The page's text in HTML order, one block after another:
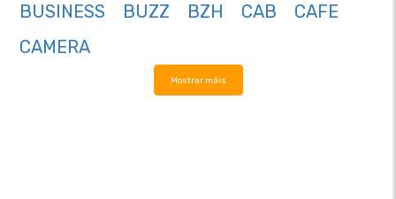
BUSINESS
BUZZ BZH CAB
CAFE
CAMERA
Mostrar máis